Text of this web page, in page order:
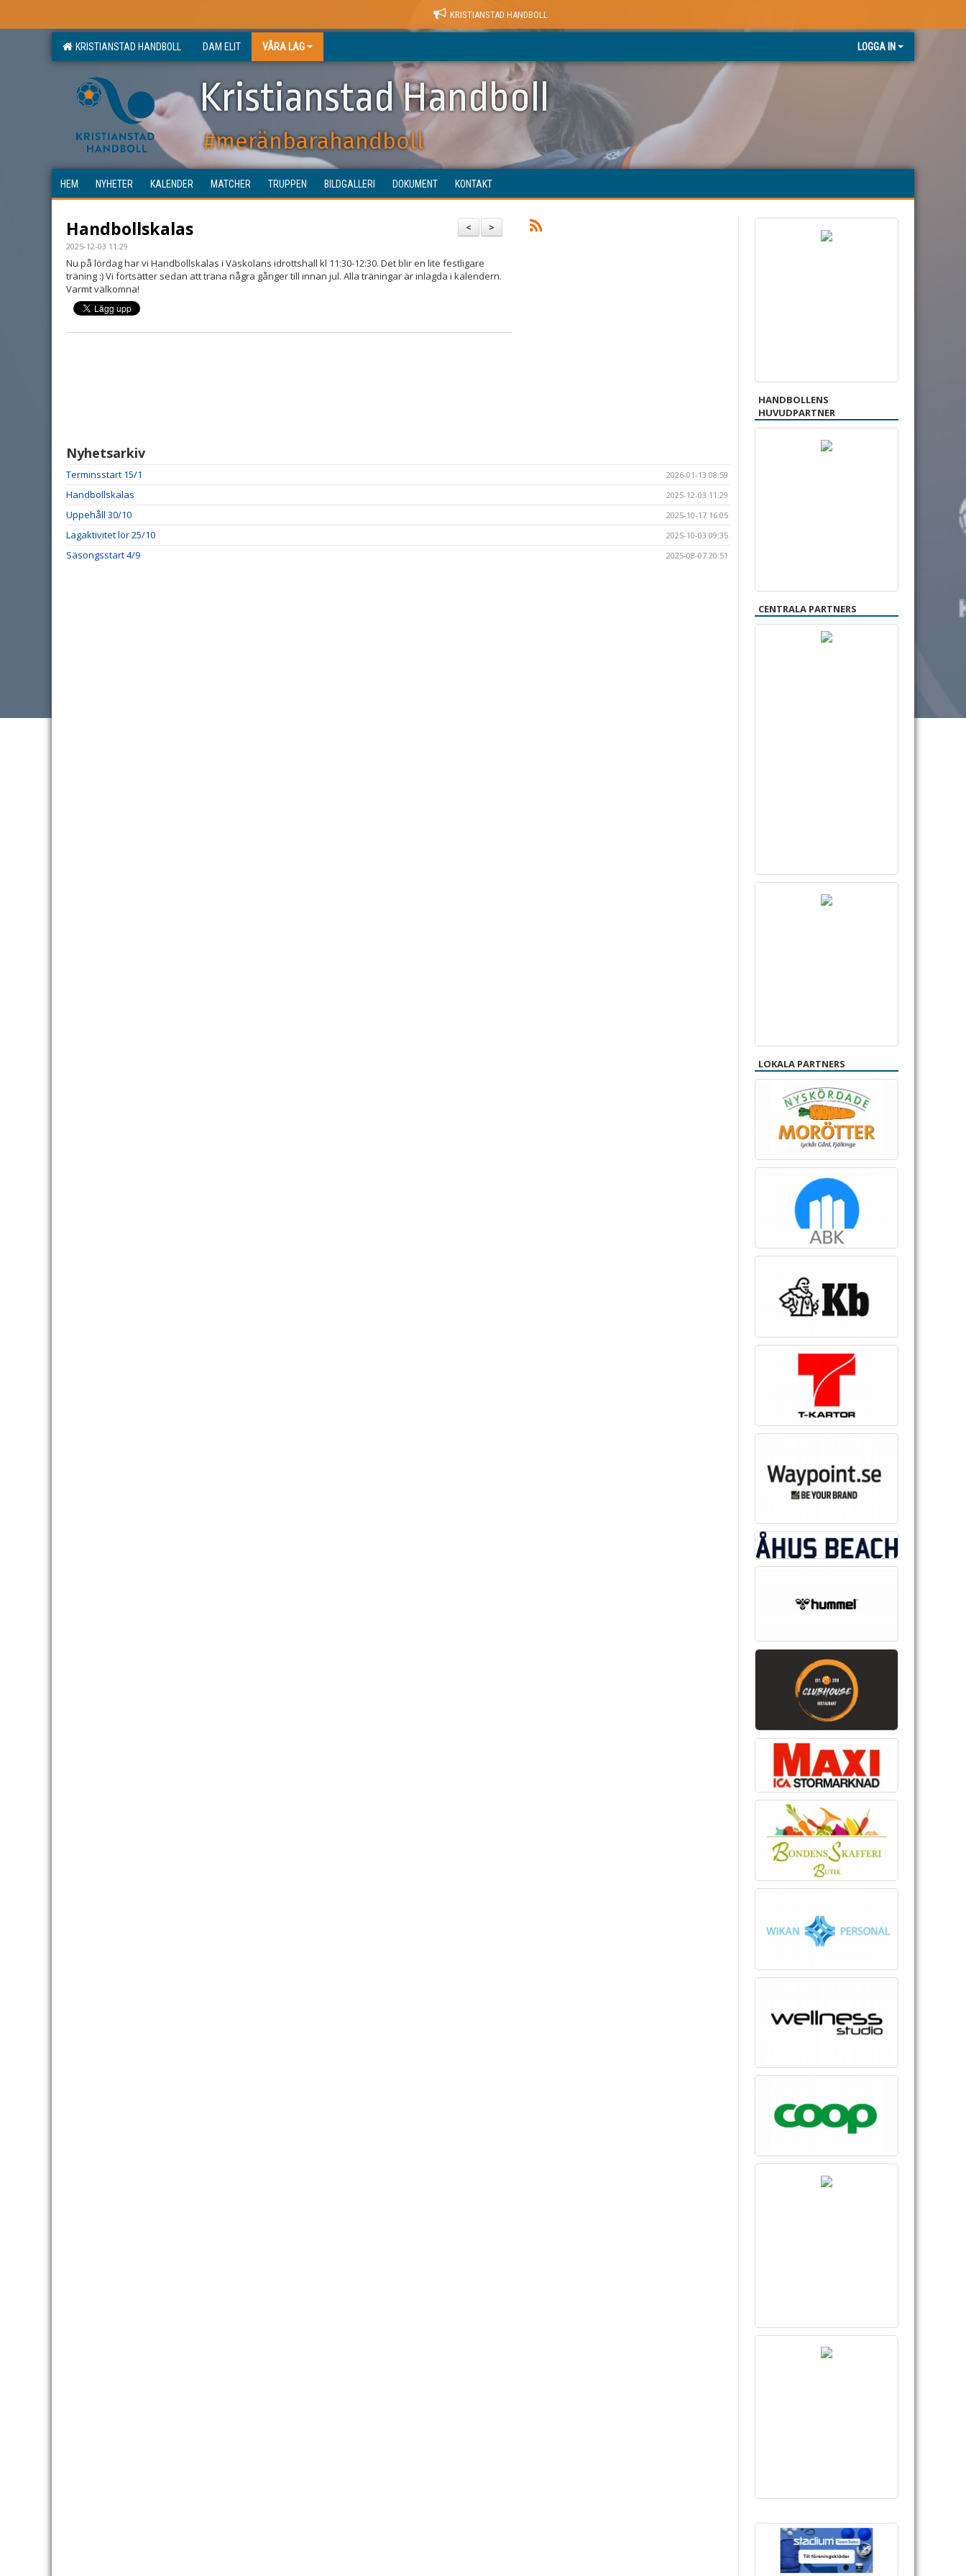
KRISTIANSTAD HANDBOLL
KRISTIANSTAD HANDBOLL DAM ELIT VÅRA LAG LOGGA IN
Kristianstad Handboll
#meränbarahandboll
HEM NYHETER KALENDER MATCHER TRUPPEN BILDGALLERI DOKUMENT KONTAKT
>
<
Handbollskalas
2025-12-03 11:29
Nu på lördag har vi Handbollskalas i Väskolans idrottshall kl 11:30-12:30. Det blir en lite festligare
träning :) Vi fortsätter sedan att träna några gånger till innan jul. Alla träningar är inlagda i kalendern.
Varmt välkomna!
Nyhetsarkiv
Terminsstart 15/1 2026-01-13 08:59
Handbollskalas 2025-12-03 11:29
Uppehåll 30/10 2025-10-17 16:05
Lagaktivitet lör 25/10 2025-10-03 09:35
Säsongsstart 4/9 2025-08-07 20:51
HANDBOLLENS
HUVUDPARTNER
CENTRALA PARTNERS
LOKALA PARTNERS